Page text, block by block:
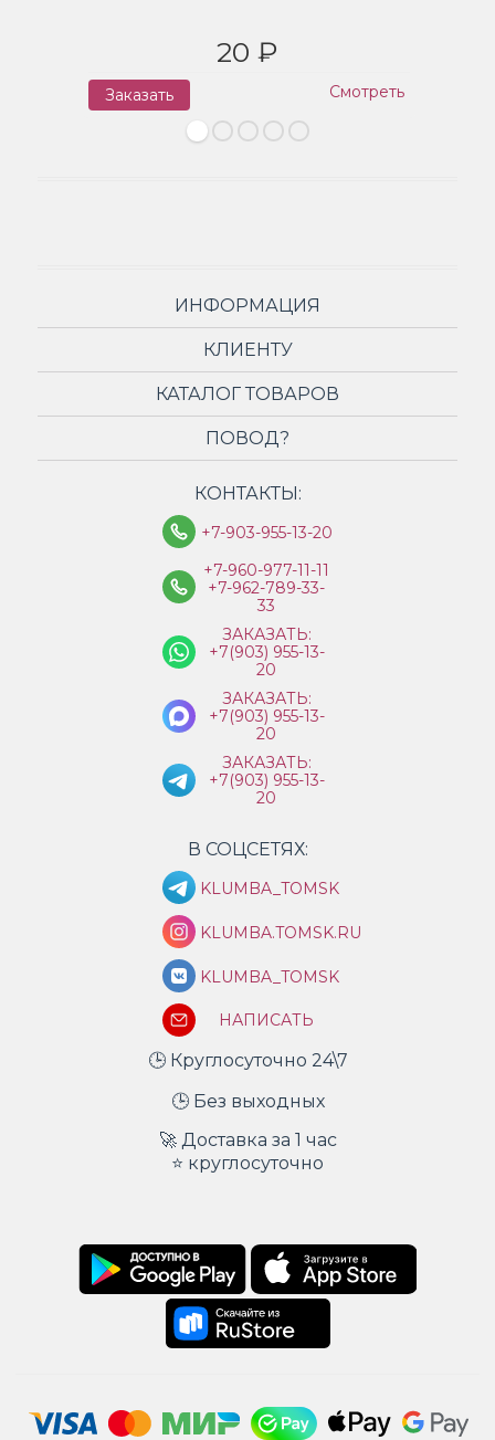
20 ₽
Заказать Смотреть
ИНФОРМАЦИЯ
КЛИЕНТУ
КАТАЛОГ ТОВАРОВ
ПОВОД?
КОНТАКТЫ:
+7-903-955-13-20
+7-960-977-11-11
+7-962-789-33-
33
ЗАКАЗАТЬ:
+7(903) 955-13-
20
ЗАКАЗАТЬ:
+7(903) 955-13-
20
ЗАКАЗАТЬ:
+7(903) 955-13-
20
В СОЦСЕТЯХ:
KLUMBA_TOMSK
KLUMBA.TOMSK.RU
KLUMBA_TOMSK
НАПИСАТЬ
🕒 Круглосуточно 24\7
🕒 Без выходных
🚀 Доставка за 1 час
⭐ круглосуточно